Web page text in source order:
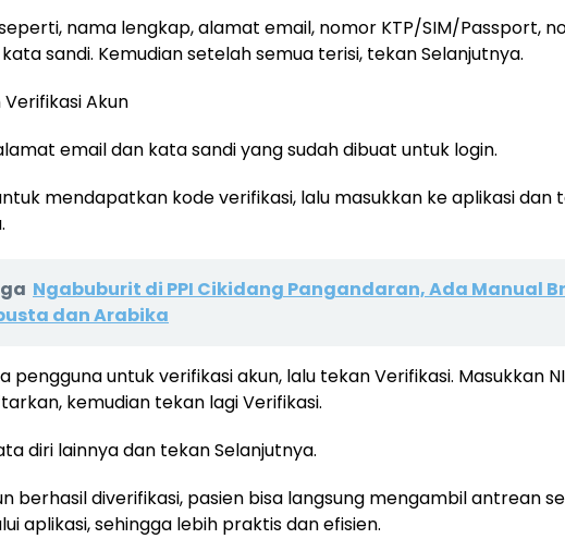
nama lengkap, alamat email, nomor KTP/SIM/Passport,
sandi. Kemudian setelah semua terisi, tekan Selanjutnya.
Verifikasi Akun
email dan kata sandi yang sudah dibuat untuk login.
mendapatkan kode verifikasi, lalu masukkan ke aplikasi dan
Ngabuburit di PPI Cikidang Pangandaran, Ada Manual
dan Arabika
pengguna untuk verifikasi akun, lalu tekan Verifikasi. Masukkan
kemudian tekan lagi Verifikasi.
diri lainnya dan tekan Selanjutnya.
berhasil diverifikasi, pasien bisa langsung mengambil antrean
aplikasi, sehingga lebih praktis dan efisien.